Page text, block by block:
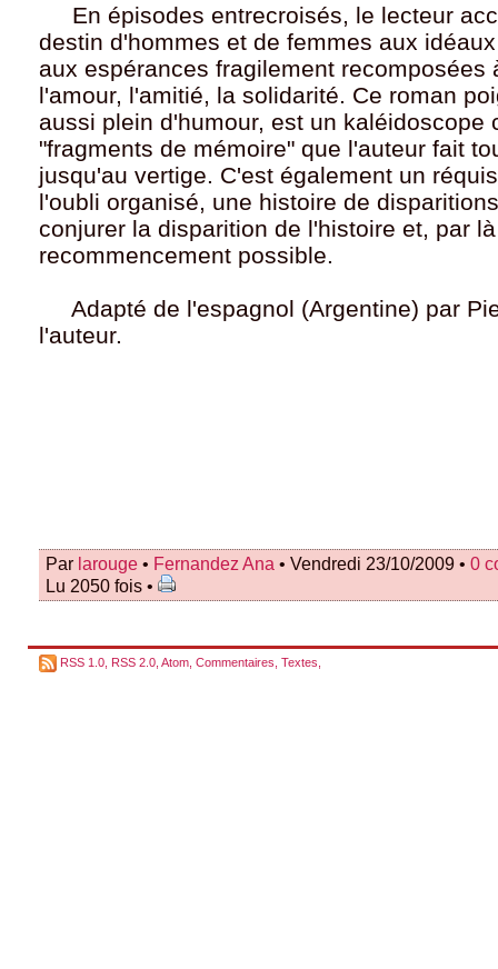
En épisodes entrecroisés, le lecteur
destin d'hommes et de femmes aux
aux espérances fragilement recomposées
l'amour, l'amitié, la solidarité. Ce roman
aussi plein d'humour, est un kaléidoscope
"fragments de mémoire" que l'auteur fait
jusqu'au vertige. C'est également un
l'oubli organisé, une histoire de
conjurer la disparition de l'histoire et, par
recommencement possible.
Adapté de l'espagnol (Argentine) par
l'auteur.
Par larouge • Fernandez Ana • Vendredi 23/10/2009 • 0
Lu 2050 fois •
RSS 1.0 RSS 2.0 Atom Commentaires Textes